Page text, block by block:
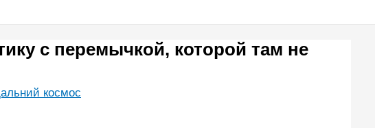
с перемычкой, которой там не
космос